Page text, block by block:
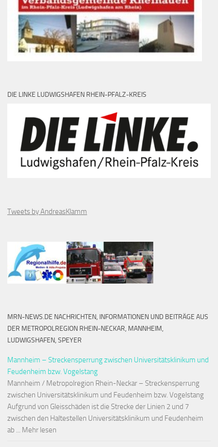
DIE LINKE LUDWIGSHAFEN RHEIN-PFALZ-KREIS
Tweets by AndreasKlamm
MRN-NEWS.DE NACHRICHTEN, INFORMATIONEN UND BEITRÄGE AUS
DER METROPOLREGION RHEIN-NECKAR, MANNHEIM,
LUDWIGSHAFEN, SPEYER
Mannheim – Streckensperrung zwischen Universitätsklinikum und
Feudenheim bzw. Vogelstang
Mannheim / Metropolregion Rhein-Neckar – Streckensperrung
zwischen Universitätsklinikum und Feudenheim bzw. Vogelstang
Aufgrund von Gleisschäden ist die Strecke der Linien 2 und 7
zwischen den Haltestellen Universitätsklinikum und Feudenheim
ab ... Mehr lesen